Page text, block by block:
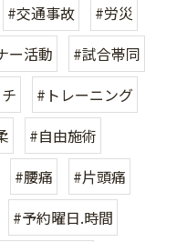
#交通事故
#労災
ー活動
#試合帯同
#トレーニング
#自由施術
#腰痛
#片頭痛
#予約曜日.時間